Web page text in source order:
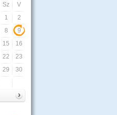
Sz
V
1
2
8
9
15
16
22
23
29
30